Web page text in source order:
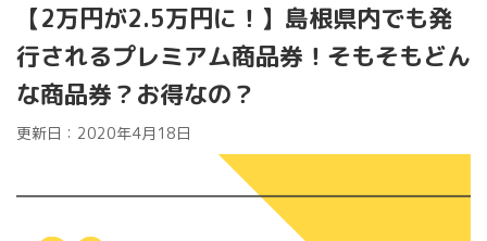
【2万円が2.5万円に！】島根県内でも発
行されるプレミアム商品券！そもそもどん
な商品券？お得なの？
更新日： 2020年4月18日